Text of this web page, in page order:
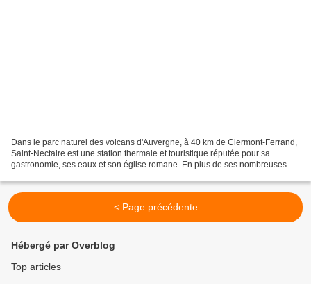
Dans le parc naturel des volcans d'Auvergne, à 40 km de Clermont-Ferrand,
Saint-Nectaire est une station thermale et touristique réputée pour sa
gastronomie, ses eaux et son église romane. En plus de ses nombreuses
< Page précédente
Hébergé par Overblog
Top articles